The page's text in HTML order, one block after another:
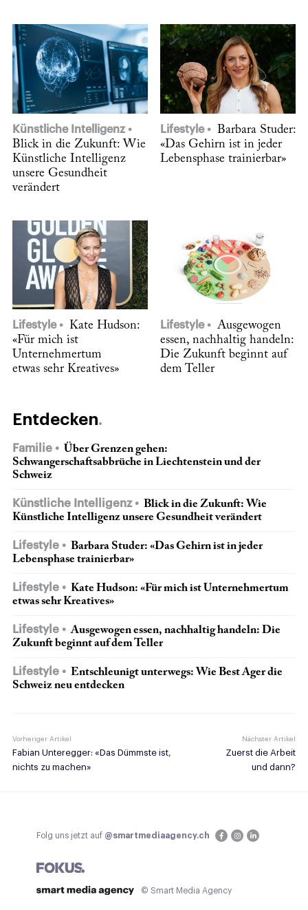
Künstliche Intelligenz
Blick in die Zukunft: Wie
Künstliche Intelligenz
unsere Gesundheit
verändert
Lifestyle
Barbara Studer:
«Das Gehirn ist in jeder
Lebensphase trainierbar»
Lifestyle
Kate Hudson:
«Für mich ist
Unternehmertum
etwas sehr Kreatives»
Lifestyle
Ausgewogen
essen, nachhaltig handeln:
Die Zukunft beginnt auf
dem Teller
Entdecken
Familie
Über Grenzen gehen:
Schwangerschaftsabbrüche in Liechtenstein und der
Schweiz
Künstliche Intelligenz
Blick in die Zukunft: Wie
Künstliche Intelligenz unsere Gesundheit verändert
Lifestyle
Barbara Studer: «Das Gehirn ist in jeder
Lebensphase trainierbar»
Lifestyle
Kate Hudson: «Für mich ist Unternehmertum
etwas sehr Kreatives»
Lifestyle
Ausgewogen essen, nachhaltig handeln: Die
Zukunft beginnt auf dem Teller
Lifestyle
Entschleunigt unterwegs: Wie Best Ager die
Schweiz neu entdecken
Vorheriger Artikel
Fabian Unteregger: «Das Dümmste ist,
nichts zu machen»
Nächster Artikel
Zuerst die Arbeit
und dann?
Folg uns jetzt auf @smartmediaagency.ch
© Smart Media Agency